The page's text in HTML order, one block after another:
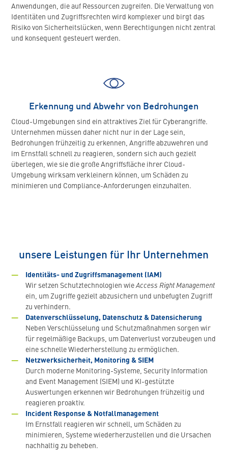
Anwendungen, die auf Ressourcen zugreifen. Die Verwaltung von
Identitäten und Zugriffsrechten wird komplexer und birgt das
Risiko von Sicherheitslücken, wenn Berechtigungen nicht zentral
und konsequent gesteuert werden.
Erkennung und Abwehr von Bedrohungen
Cloud-Umgebungen sind ein attraktives Ziel für Cyberangriffe.
Unternehmen müssen daher nicht nur in der Lage sein,
Bedrohungen frühzeitig zu erkennen, Angriffe abzuwehren und
im Ernstfall schnell zu reagieren, sondern sich auch gezielt
überlegen, wie sie die große Angriffsfläche ihrer Cloud-
Umgebung wirksam verkleinern können, um Schäden zu
minimieren und Compliance-Anforderungen einzuhalten.
unsere Leistungen für Ihr Unternehmen
Identitäts- und Zugriffsmanagement (IAM)
Wir setzen Schutztechnologien wieAccess Right Management
ein, um Zugriffe gezielt abzusichern und unbefugten Zugriff
zu verhindern.
Datenverschlüsselung, Datenschutz & Datensicherung
Neben Verschlüsselung und Schutzmaßnahmen sorgen wir
für regelmäßige Backups, um Datenverlust vorzubeugen und
eine schnelle Wiederherstellung zu ermöglichen.
Netzwerksicherheit, Monitoring & SIEM
Durch moderne Monitoring-Systeme, Security Information
and Event Management (SIEM) und KI-gestützte
Auswertungen erkennen wir Bedrohungen frühzeitig und
reagieren proaktiv.
Incident Response & Notfallmanagement
Im Ernstfall reagieren wir schnell, um Schäden zu
minimieren, Systeme wiederherzustellen und die Ursachen
nachhaltig zu beheben.